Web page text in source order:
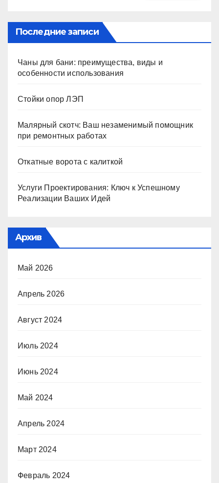
Последние записи
Чаны для бани: преимущества, виды и
особенности использования
Стойки опор ЛЭП
Малярный скотч: Ваш незаменимый помощник
при ремонтных работах
Откатные ворота с калиткой
Услуги Проектирования: Ключ к Успешному
Реализации Ваших Идей
Архив
Май 2026
Апрель 2026
Август 2024
Июль 2024
Июнь 2024
Май 2024
Апрель 2024
Март 2024
Февраль 2024